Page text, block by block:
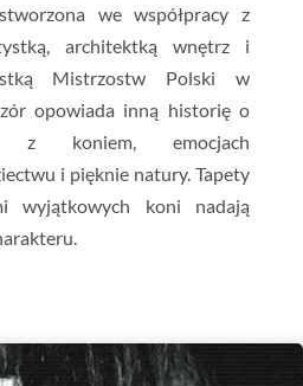
we współpracy z
architektką wnętrz i
Mistrzostw Polski w
opowiada inną historię o
z koniem, emocjach
i pięknie natury. Tapety
wyjątkowych koni nadają